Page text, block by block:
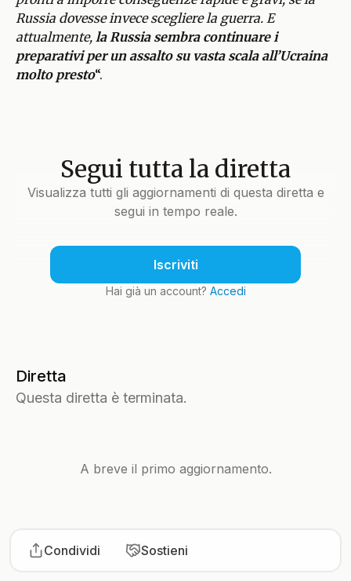
Russia dovesse invece scegliere la guerra. E
attualmente, la Russia sembra continuare i
preparativi per un assalto su vasta scala all’Ucraina
molto presto“.
Segui tutta la diretta
Visualizza tutti gli aggiornamenti di questa diretta e
segui in tempo reale.
Iscriviti
Hai già un account? Accedi
Diretta
Questa diretta è terminata.
A breve il primo aggiornamento.
Condividi Sostieni